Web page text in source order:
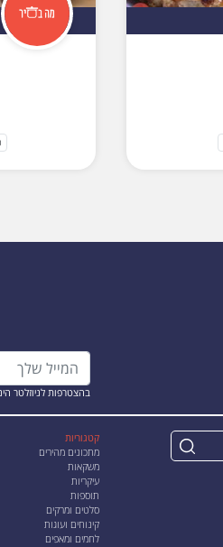
בהצטרפות לניוזלטר
קטגוריות
מתכונים מהירים
משקאות
עיקריות
תוספות
סלטים ומרקים
קינוחים ועוגות
לחמים ומאפים